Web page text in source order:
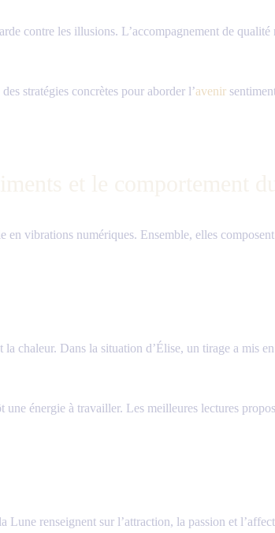
contre les illusions. L’accompagnement de
stratégies concrètes pour aborder l’avenir
en vibrations numériques. Ensemble, elles
chaleur. Dans la situation d’Élise, un tirage a mis
énergie à travailler. Les meilleures lectures
Lune renseignent sur l’attraction, la passion et